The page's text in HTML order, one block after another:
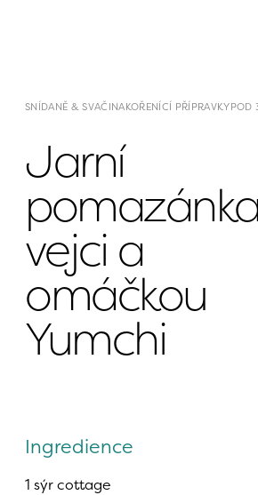
SNÍDANĚ & SVAČINAKOŘENÍCÍ PŘÍPRAVKYPOD
Jarní
vejci a
omáčkou
Yumchi
Ingredience
1 sýr cottage